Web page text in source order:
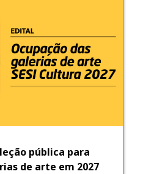
pública para
de arte em 2027